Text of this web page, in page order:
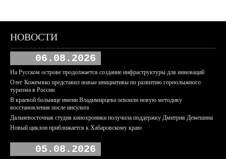
НОВОСТИ
06.08.2026
На Русском острове продолжается создание инфраструктуры для инноваций
Олег Кожемяко представил новые инициативы по развитию горнолыжного
туризма в России
В краевой больнице имени Владимирцева освоили новую методику
восстановления после инсульта
Дальневосточная студия кинохроники получила поддержку Дмитрия Демешина
Новый циклон приближается к Хабаровскому краю
05.08.2026